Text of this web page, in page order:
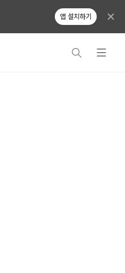
앱 설치하기